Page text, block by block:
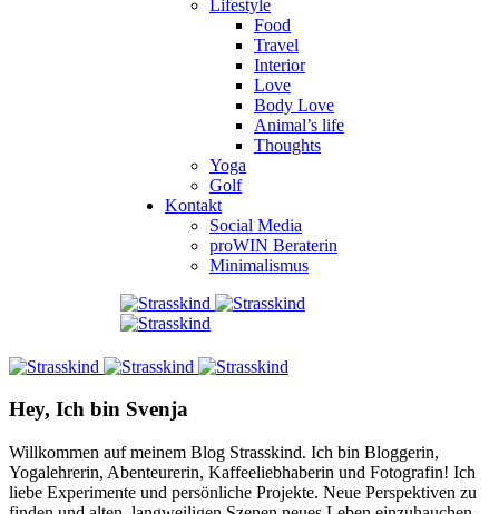
Lifestyle
Food
Travel
Interior
Love
Body Love
Animal’s life
Thoughts
Yoga
Golf
Kontakt
Social Media
proWIN Beraterin
Minimalismus
Hey, Ich bin Svenja
Willkommen auf meinem Blog Strasskind. Ich bin Bloggerin,
Yogalehrerin, Abenteurerin, Kaffeeliebhaberin und Fotografin! Ich
liebe Experimente und persönliche Projekte. Neue Perspektiven zu